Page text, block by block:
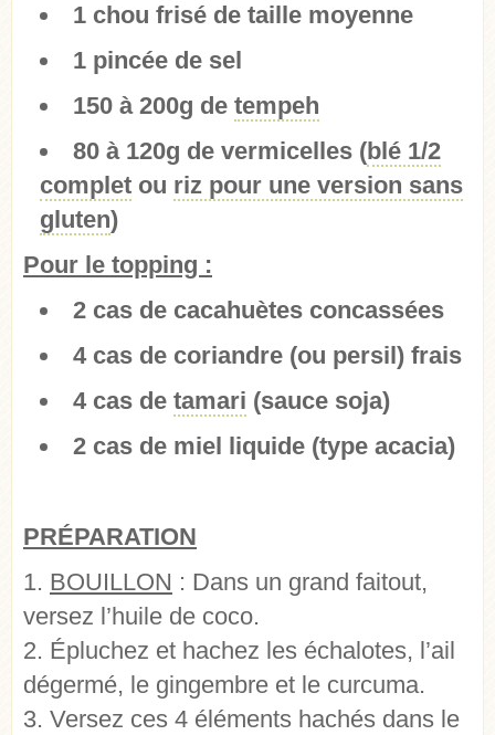
1 chou frisé de taille moyenne
1 pincée de sel
150 à 200g detempeh
80 à 120g de vermicelles (blé 1/2
complet ou riz pour une version sans
gluten)
Pour le topping :
2 cas de cacahuètes concassées
4 cas de coriandre (ou persil) frais
4 cas detamari (sauce soja)
2 cas de miel liquide (type acacia)
PRÉPARATION
1. BOUILLON : Dans un grand faitout,
versez l’huile de coco.
2. Épluchez et hachez les échalotes, l’ail
dégermé, le gingembre et le curcuma.
3. Versez ces 4 éléments hachés dans le